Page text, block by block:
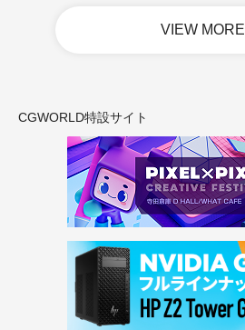
VIEW MORE
CGWORLD特設サイト